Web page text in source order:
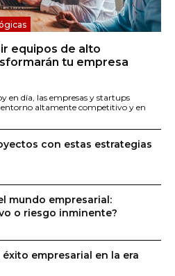
equipos de alto
tu empresa
en día, las empresas y startups
altamente competitivo y en
con estas estrategias
mundo empresarial:
o riesgo inminente?
empresarial en la era